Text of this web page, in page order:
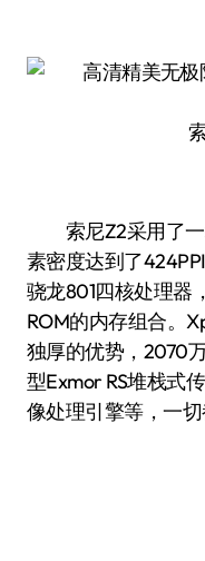
索尼Z2采用了一
素密度达到了
骁龙801四核处理器
ROM的内存组合。
独厚的优势，2070
型Exmor RS堆栈式
像处理引擎等，一切